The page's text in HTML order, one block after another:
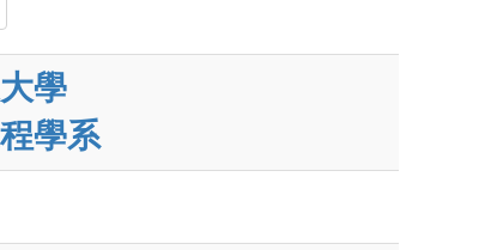
學
學系